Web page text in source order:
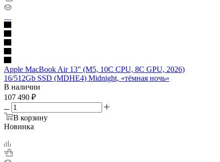
Apple MacBook Air 13" (M5, 10C CPU, 8C GPU, 2026)
16/512Gb SSD (MDHE4) Midnight, «тёмная ночь»
В наличии
107 490 ₽
В корзину
Новинка